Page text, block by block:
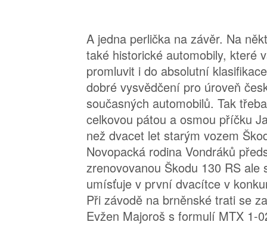
A jedna perlička na závěr. Na
také historické automobily, které
promluvit i do absolutní
dobré vysvědčení pro úroveň
současných automobilů. Tak
celkovou pátou a osmou příčku
než dvacet let starým vozem
Novopacká rodina Vondráků
zrenovovanou Škodu 130 RS ale
umísťuje v první dvacítce v
Při závodě na brněnské trati se
Evžen Majoroš s formulí MTX 1-